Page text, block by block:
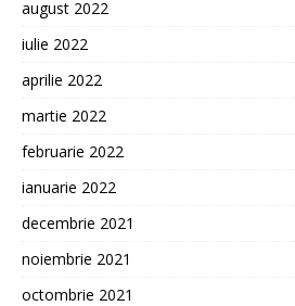
august 2022
iulie 2022
aprilie 2022
martie 2022
februarie 2022
ianuarie 2022
decembrie 2021
noiembrie 2021
octombrie 2021